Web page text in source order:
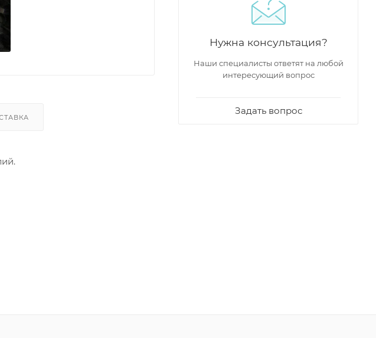
Нужна консультация?
Наши специалисты ответят на любой
интересующий вопрос
Задать вопрос